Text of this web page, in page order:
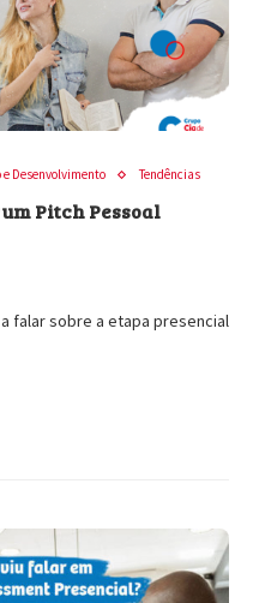
e Desenvolvimento Tendências
Pitch Pessoal
falar sobre a etapa presencial